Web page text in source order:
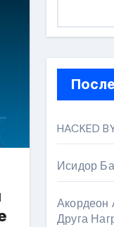
HACKED
Исидор
Акордеон
Друга